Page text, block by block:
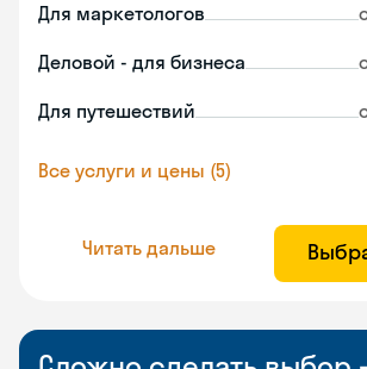
Для маркетологов
Деловой - для бизнеса
Для путешествий
Все услуги и цены (5)
Читать дальше